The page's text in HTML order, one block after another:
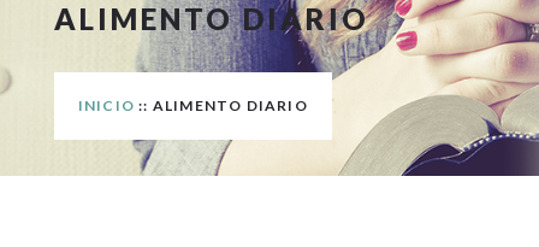
ALIMENTO DIARIO
INICIO :: ALIMENTO DIARIO